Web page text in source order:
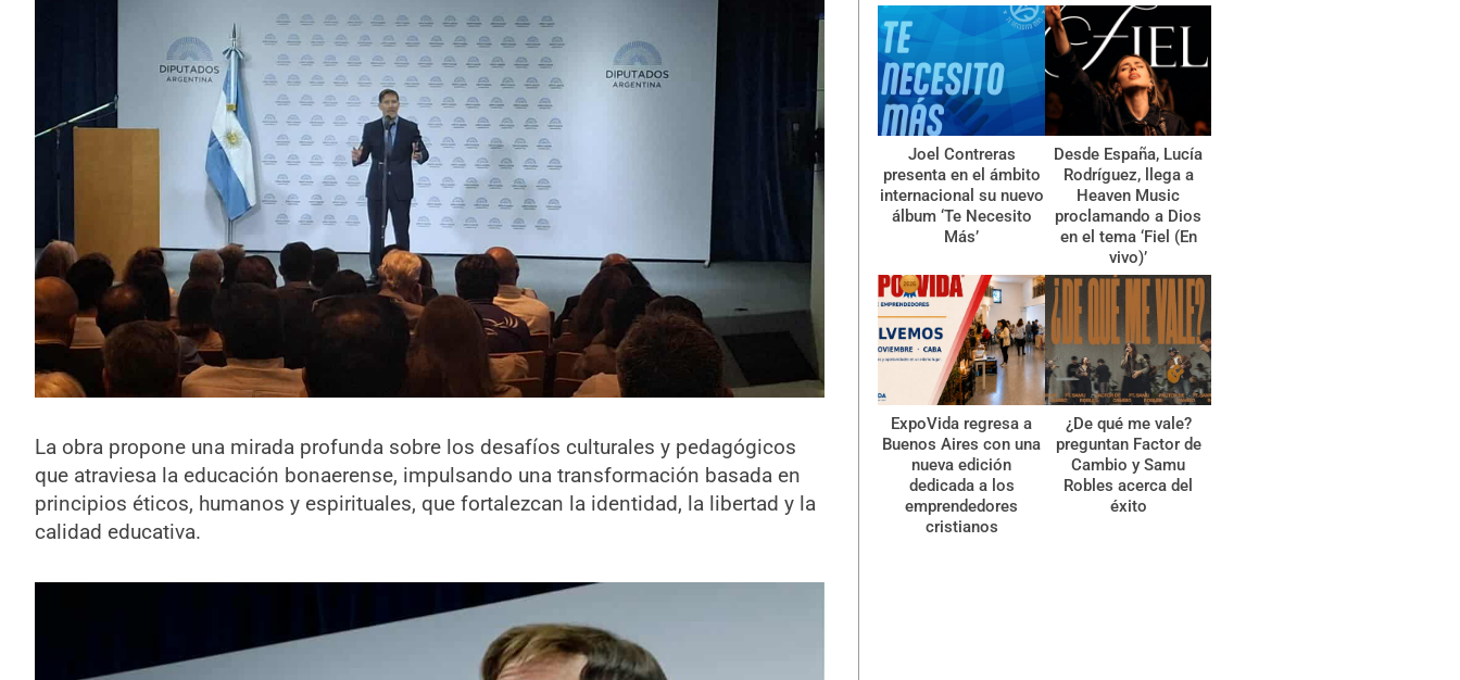
La obra propone una mirada profunda sobre los desafíos culturales y pedagógicos
que atraviesa la educación bonaerense, impulsando una transformación basada en
principios éticos, humanos y espirituales, que fortalezcan la identidad, la libertad y la
calidad educativa.
Joel Contreras
presenta en el ámbito
internacional su nuevo
álbum ‘Te Necesito
Más’
Desde España, Lucía
Rodríguez, llega a
Heaven Music
proclamando a Dios
en el tema ‘Fiel (En
vivo)’
ExpoVida regresa a
Buenos Aires con una
nueva edición
dedicada a los
emprendedores
cristianos
¿De qué me vale?
preguntan Factor de
Cambio y Samu
Robles acerca del
éxito